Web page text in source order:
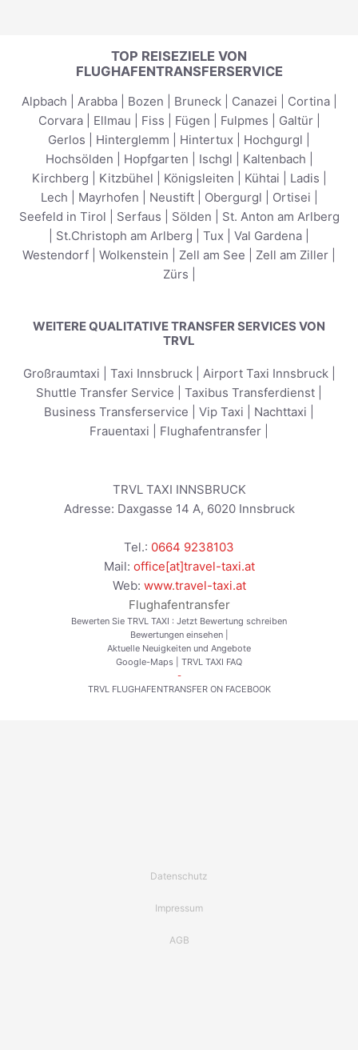
TOP REISEZIELE VON
FLUGHAFENTRANSFERSERVICE
Alpbach Arabba| Bozen Bruneck| Canazei Cortina|
Corvara| Ellmau Fiss Fügen Fulpmes Galtür|
Gerlos
Hinterglemm Hintertux Hochgurgl
Hochsölden
Hopfgarten Ischgl Kaltenbach
Kirchberg
Kitzbühel Königsleiten Kühtai Ladis
Lech
Mayrhofen Neustift| Obergurgl Ortisei
Seefeld in Tirol
Serfaus Sölden
St. Anton am Arlberg
St.Christoph am Arlberg Tux Val Gardena
Westendorf
Wolkenstein Zell am See Zell am Ziller
Zürs
WEITERE QUALITATIVE TRANSFER SERVICES VON
TRVL
Großraumtaxi Taxi Innsbruck| Airport Taxi Innsbruck|
Shuttle Transfer Service
Taxibus Transferdienst
Business Transferservice
Vip Taxi Nachttaxi
Frauentaxi
Flughafentransfer
TRVL TAXI INNSBRUCK
Adresse: Daxgasse 14 A, 6020 Innsbruck
Tel.: 0664 9238103
Mail: office[at]travel-taxi.at
Web: www.travel-taxi.at
Flughafentransfer
Bewerten Sie TRVL TAXI : Jetzt Bewertung schreiben
Bewertungen einsehen|
Aktuelle Neuigkeiten und Angebote
Google-Maps
TRVL TAXI FAQ
-
TRVL FLUGHAFENTRANSFER ON FACEBOOK
Datenschutz
Impressum
AGB